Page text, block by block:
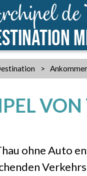
de
>
ohne Auto